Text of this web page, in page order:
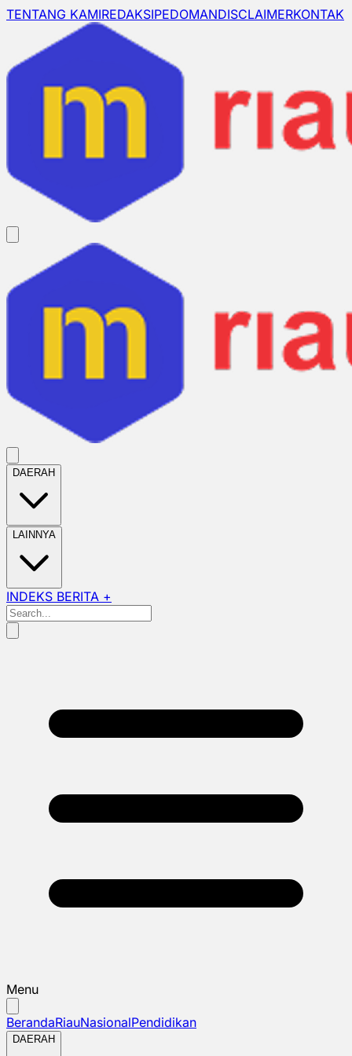
TENTANG KAMIREDAKSIPEDOMANDISCLAIMERKONTAK
DAERAH
LAINNYA
INDEKS BERITA +
Menu
BerandaRiauNasionalPendidikan
DAERAH